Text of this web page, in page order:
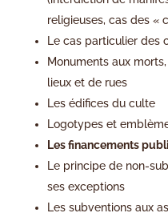
religieuses, cas des «
Le cas particulier des
Monuments aux
lieux et de rues
Les édifices du culte
Logotypes et
Les financements
Le principe de non-
ses exceptions
Les subventions aux